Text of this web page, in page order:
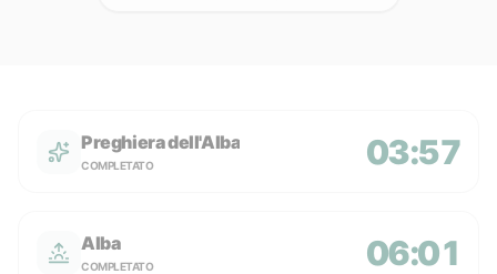
Preghiera dell'Alba
COMPLETATO 03:57
Alba
COMPLETATO 06:01